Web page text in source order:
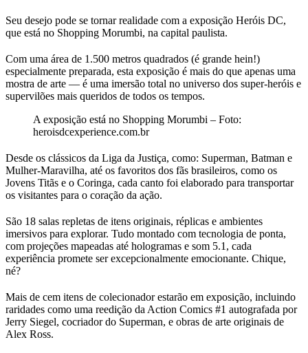
Seu desejo pode se tornar realidade com a exposição Heróis DC,
que está no Shopping Morumbi, na capital paulista.
Com uma área de 1.500 metros quadrados (é grande hein!)
especialmente preparada, esta exposição é mais do que apenas uma
mostra de arte — é uma imersão total no universo dos super-heróis e
supervilões mais queridos de todos os tempos.
A exposição está no Shopping Morumbi – Foto:
heroisdcexperience.com.br
Desde os clássicos da Liga da Justiça, como: Superman, Batman e
Mulher-Maravilha, até os favoritos dos fãs brasileiros, como os
Jovens Titãs e o Coringa, cada canto foi elaborado para transportar
os visitantes para o coração da ação.
São 18 salas repletas de itens originais, réplicas e ambientes
imersivos para explorar. Tudo montado com tecnologia de ponta,
com projeções mapeadas até hologramas e som 5.1, cada
experiência promete ser excepcionalmente emocionante. Chique,
né?
Mais de cem itens de colecionador estarão em exposição, incluindo
raridades como uma reedição da Action Comics #1 autografada por
Jerry Siegel, cocriador do Superman, e obras de arte originais de
Alex Ross.